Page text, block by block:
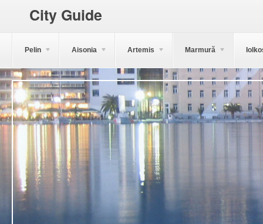
City Guide
Pelin Aisonia Artemis Marmură